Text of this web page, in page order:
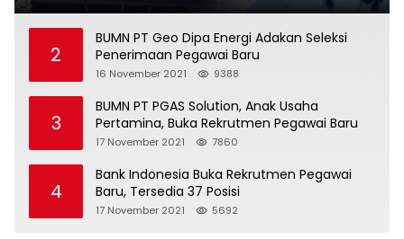
2
BUMN PT Geo Dipa Energi Adakan Seleksi
Penerimaan Pegawai Baru
16 November 2021 9388
3
BUMN PT PGAS Solution, Anak Usaha
Pertamina, Buka Rekrutmen Pegawai Baru
17 November 2021 7860
4
Bank Indonesia Buka Rekrutmen Pegawai
Baru, Tersedia 37 Posisi
17 November 2021 5692